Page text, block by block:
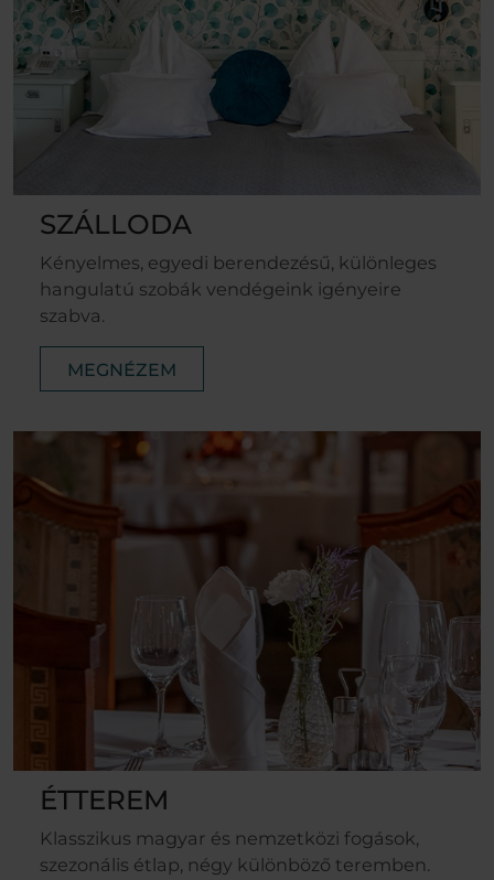
SZÁLLODA
Kényelmes, egyedi berendezésű, különleges
hangulatú szobák vendégeink igényeire
szabva.
MEGNÉZEM
ÉTTEREM
Klasszikus magyar és nemzetközi fogások,
szezonális étlap, négy különböző teremben.